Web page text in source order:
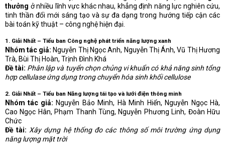
thưởng ở nhiều lĩnh vực khác nhau, khẳng định năng lực nghiên cứu,
tinh thần đổi mới sáng tạo và sự đa dạng trong hướng tiếp cận các
bài toán kỹ thuật – công nghệ hiện đại.
1. Giải Nhất – Tiểu ban Công nghệ phát triển năng lượng xanh
Nhóm tác giả: Nguyễn Thị Ngọc Anh, Nguyễn Thị Ánh, Vũ Thị Hương
Trà, Bùi Thị Hoàn, Trịnh Đình Khá
Đề tài: Phân lập và tuyển chọn chủng vi khuẩn có khả năng sinh tổng
hợp cellulase ứng dụng trong chuyển hóa sinh khối cellulose
2. Giải Nhất – Tiểu ban Năng lượng tái tạo và lưới điện thông minh
Nhóm tác giả: Nguyễn Bảo Minh, Hà Minh Hiển, Nguyễn Ngọc Hà,
Cao Ngọc Hân, Phạm Thanh Tùng, Nguyễn Phương Linh, Đoàn Hữu
Chức
Đề tài: Xây dựng hệ thống đo các thông số môi trường ứng dụng
năng lượng mặt trời